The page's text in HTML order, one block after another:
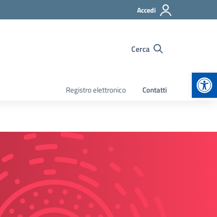
Accedi
Cerca
Registro elettronico Contatti